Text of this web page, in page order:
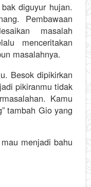
diguyur hujan.
Pembawaan
masalah
menceritakan
masalahnya.
Besok dipikirkan
pikiranmu tidak
Kamu
tambah Gio yang
menjadi bahu